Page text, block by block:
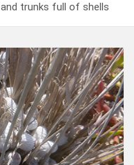
trunks full of shells